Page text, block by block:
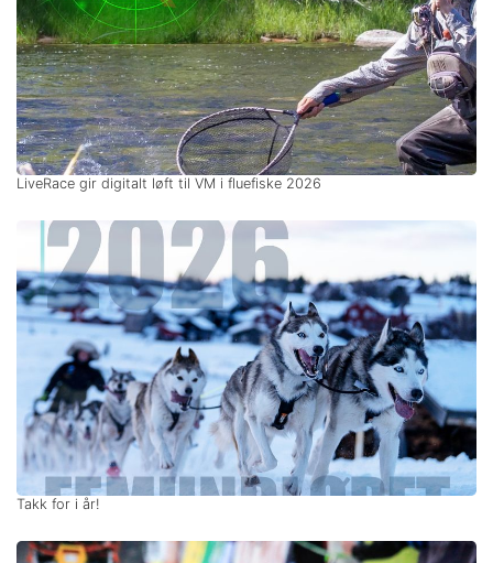
LiveRace gir digitalt løft til VM i fluefiske 2026
Takk for i år!